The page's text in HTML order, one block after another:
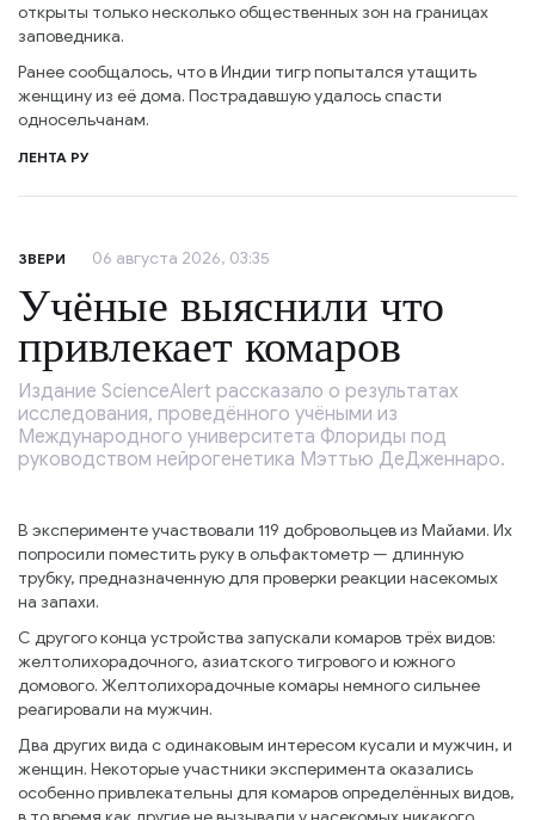
открыты только несколько общественных зон на границах
заповедника.
Ранее сообщалось, что в Индии тигр попытался утащить
женщину из её дома. Пострадавшую удалось спасти
односельчанам.
ЛЕНТА РУ
ЗВЕРИ 06 августа 2026, 03:35
Учёные выяснили что
привлекает комаров
Издание ScienceAlert рассказало о результатах
исследования, проведённого учёными из
Международного университета Флориды под
руководством нейрогенетика Мэттью ДеДженнаро.
В эксперименте участвовали 119 добровольцев из Майами. Их
попросили поместить руку в ольфактометр — длинную
трубку, предназначенную для проверки реакции насекомых
на запахи.
С другого конца устройства запускали комаров трёх видов:
желтолихорадочного, азиатского тигрового и южного
домового. Желтолихорадочные комары немного сильнее
реагировали на мужчин.
Два других вида с одинаковым интересом кусали и мужчин, и
женщин. Некоторые участники эксперимента оказались
особенно привлекательны для комаров определённых видов,